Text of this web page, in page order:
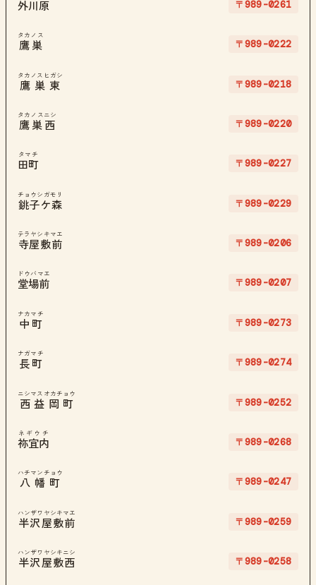
外川原 〒989-0261
鷹巣
タカノス
〒989-0222
鷹巣東
タカノスヒガシ
〒989-0218
鷹巣西
タカノスニシ
〒989-0220
田町
タマチ
〒989-0227
銚子ケ森
チョウシガモリ
〒989-0229
寺屋敷前
テラヤシキマエ
〒989-0206
堂場前
ドウバマエ
〒989-0207
中町
ナカマチ
〒989-0273
長町
ナガマチ
〒989-0274
西益岡町
ニシマスオカチョウ
〒989-0252
祢宜内
ネギウチ
〒989-0268
八幡町
ハチマンチョウ
〒989-0247
半沢屋敷前
ハンザワヤシキマエ
〒989-0259
半沢屋敷西
ハンザワヤシキニシ
〒989-0258